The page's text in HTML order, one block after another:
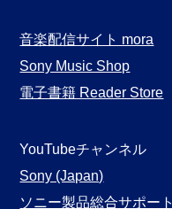
音楽配信サイト mora
Sony Music Shop
電子書籍 Reader Store
YouTubeチャンネル
Sony (Japan)
ソニー製品総合サポート